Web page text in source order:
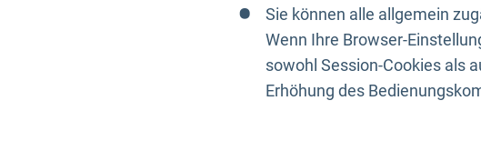
Sie können alle allgemein
Wenn Ihre Browser-
sowohl Session-Cookies als
Erhöhung des